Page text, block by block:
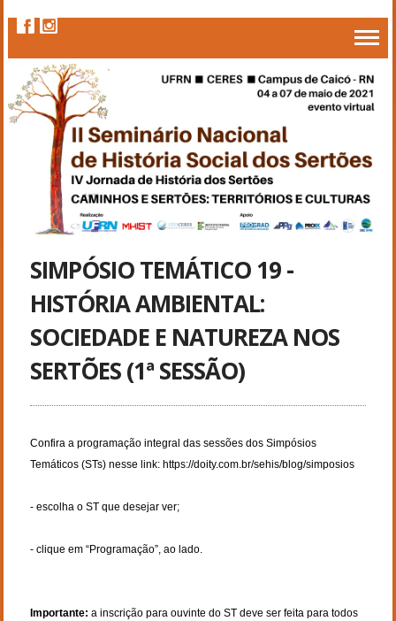
SIMPÓSIO TEMÁTICO 19 -
HISTÓRIA AMBIENTAL:
SOCIEDADE E NATUREZA NOS
SERTÕES (1ª SESSÃO)
Confira a programação integral das sessões dos Simpósios
Temáticos (STs) nesse link: https://doity.com.br/sehis/blog/simposios
- escolha o ST que desejar ver;
- clique em “Programação”, ao lado.
Importante: a inscrição para ouvinte do ST deve ser feita para todos